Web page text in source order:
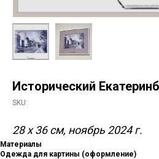
Исторический
SKU:
28 х 36 см, ноябрь 2024 г.
Материалы
Одежда для картины (оформление)